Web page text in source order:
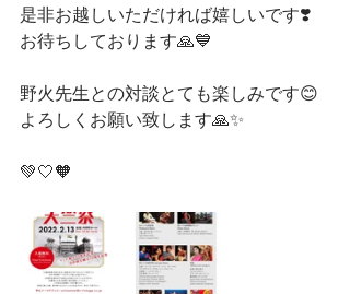
是非お越しいただければ嬉しいです❣️
お待ちしております🙏💙
野火先生との対談とても楽しみです😊
よろしくお願い致します🙏✨
💚🤍🧡